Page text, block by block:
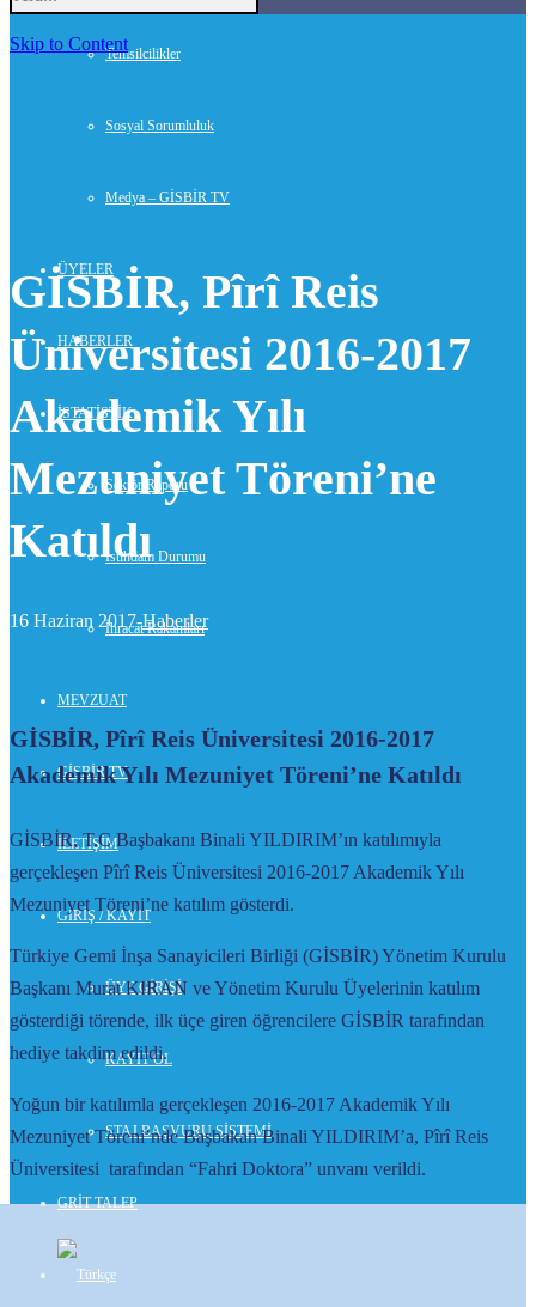
Temsilcilikler
Sosyal Sorumluluk
Medya – GİSBİR TV
ÜYELER
HABERLER
İSTATİSTİK
Sektör Raporu
İstihdam Durumu
İhracat Rakamları
MEVZUAT
GİSBİR TV
İLETİŞİM
GİRİŞ / KAYIT
ÜYE GİRİŞİ
KAYIT OL
STAJ BAŞVURU SİSTEMİ
GRİT TALEP
Skip to Content
GİSBİR, Pîrî Reis
Üniversitesi 2016-2017
Akademik Yılı
Mezuniyet Töreni’ne
Katıldı
16 Haziran 2017-Haberler
GİSBİR, Pîrî Reis Üniversitesi 2016-2017
Akademik Yılı Mezuniyet Töreni’ne Katıldı
GİSBİR, T.C Başbakanı Binali YILDIRIM’ın katılımıyla
gerçekleşen Pîrî Reis Üniversitesi 2016-2017 Akademik Yılı
Mezuniyet Töreni’ne katılım gösterdi.
Türkiye Gemi İnşa Sanayicileri Birliği (GİSBİR) Yönetim Kurulu
Başkanı Murat KIRAN ve Yönetim Kurulu Üyelerinin katılım
gösterdiği törende, ilk üçe giren öğrencilere GİSBİR tarafından
hediye takdim edildi.
Yoğun bir katılımla gerçekleşen 2016-2017 Akademik Yılı
Mezuniyet Töreni’nde Başbakan Binali YILDIRIM’a, Pîrî Reis
Üniversitesi tarafından “Fahri Doktora” unvanı verildi.